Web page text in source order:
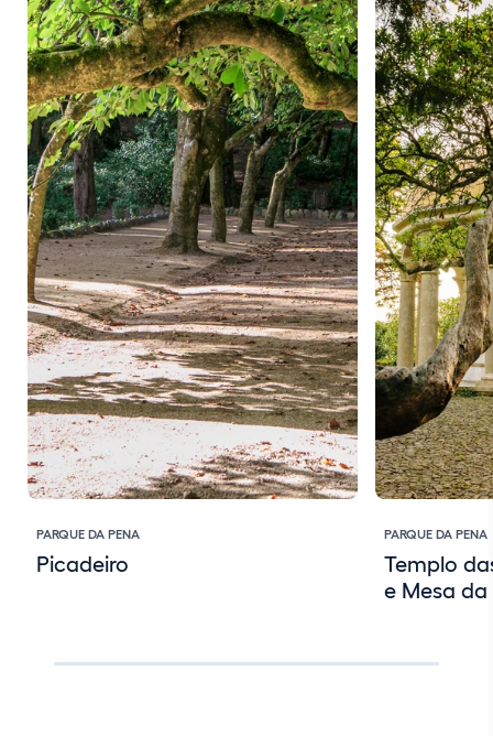
PARQUE DA PENA
Picadeiro
PARQUE DA PENA
Templo
e Mesa da